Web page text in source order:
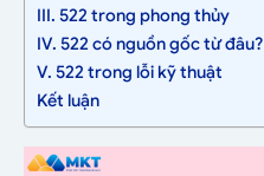
III. 522 trong phong thủy
IV. 522 có nguồn gốc từ đâu?
V. 522 trong lỗi kỹ thuật
Kết luận